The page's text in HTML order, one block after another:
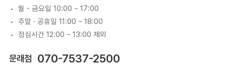
월 - 금요일 10:00 ~ 17:00
주말 · 공휴일 11:00 ~ 18:00
점심시간 12:00 ~ 13:00 제외
문래점 070-7537-2500